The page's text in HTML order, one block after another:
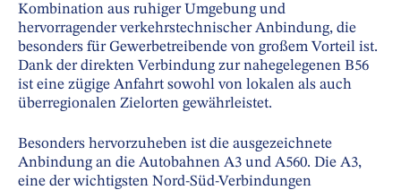
Kombination aus ruhiger Umgebung und
hervorragender verkehrstechnischer Anbindung, die
besonders für Gewerbetreibende von großem Vorteil ist.
Dank der direkten Verbindung zur nahegelegenen B56
ist eine zügige Anfahrt sowohl von lokalen als auch
überregionalen Zielorten gewährleistet.
Besonders hervorzuheben ist die ausgezeichnete
Anbindung an die Autobahnen A3 und A560. Die A3,
eine der wichtigsten Nord-Süd-Verbindungen